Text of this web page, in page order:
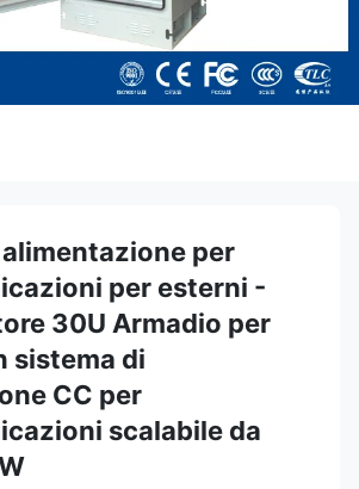
per
per esterni -
30U Armadio per
sistema di
CC per
scalabile da